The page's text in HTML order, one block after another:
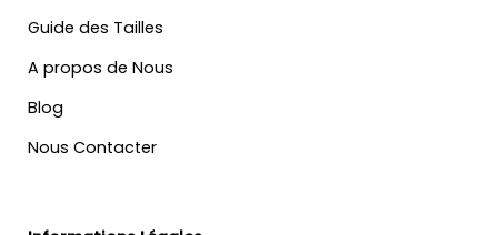
Guide des Tailles
A propos de Nous
Blog
Nous Contacter